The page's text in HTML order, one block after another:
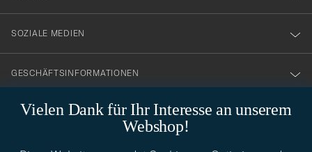
Vielen Dank für Ihr Interesse an unserem
Webshop!
SOZIALE MEDIEN
GESCHÄFTSINFORMATIONEN